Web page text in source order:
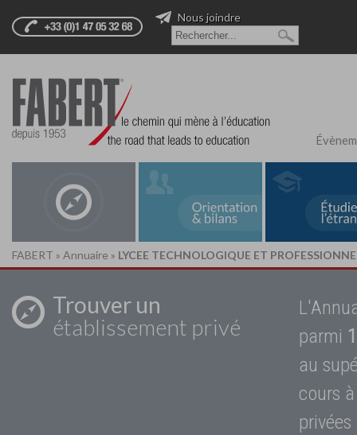
Nous joindre
FABERT » Annuaire » LYCEE TECHNOLOGIQUE ET
Trouver un
établissement privé
parmi
au
cours